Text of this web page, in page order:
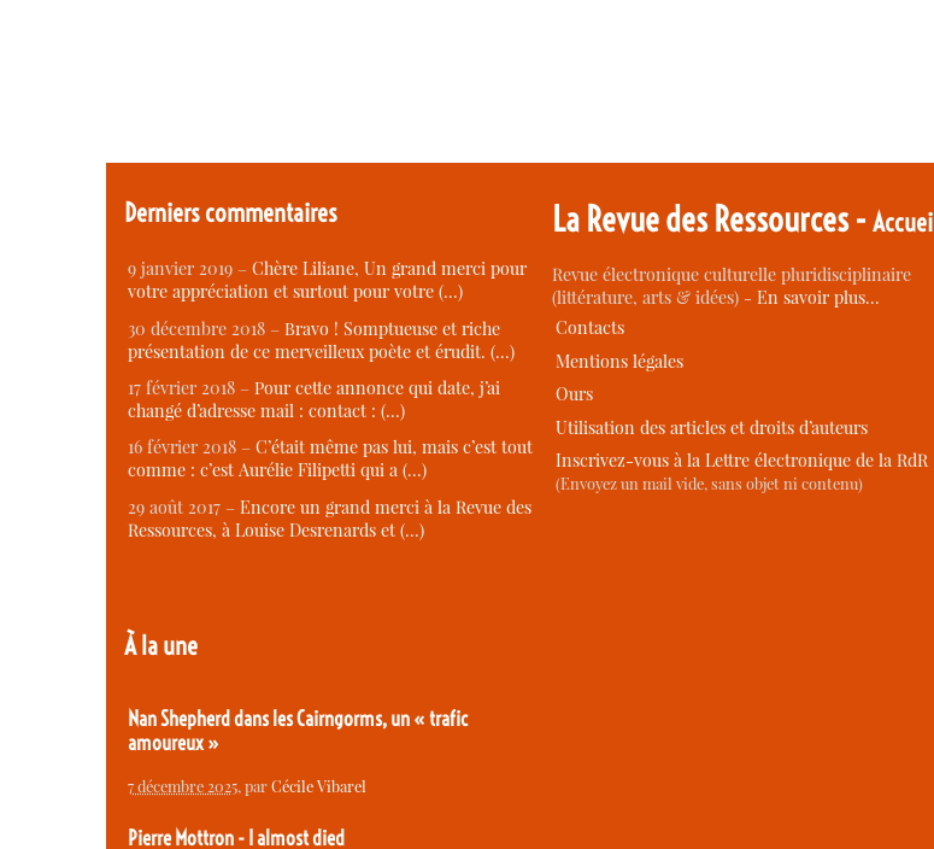
Derniers commentaires
9 janvier 2019 – Chère Liliane, Un grand merci pour
votre appréciation et surtout pour votre (…)
30 décembre 2018 – Bravo ! Somptueuse et riche
présentation de ce merveilleux poète et érudit. (…)
17 février 2018 – Pour cette annonce qui date, j’ai
changé d’adresse mail : contact : (…)
16 février 2018 – C’était même pas lui, mais c’est tout
comme : c’est Aurélie Filipetti qui a (…)
29 août 2017 – Encore un grand merci à la Revue des
Ressources, à Louise Desrenards et (…)
À la une
Nan Shepherd dans les Cairngorms, un « trafic
amoureux »
7 décembre 2025, parCécile Vibarel
Pierre Mottron - I almost died
La Revue des Ressources -Accueil
Revue électronique culturelle pluridisciplinaire
(littérature, arts & idées) -En savoir plus…
Contacts
Mentions légales
Ours
Utilisation des articles et droits d’auteurs
Inscrivez-vous à la Lettre électronique de la RdR
(Envoyez un mail vide, sans objet ni contenu)